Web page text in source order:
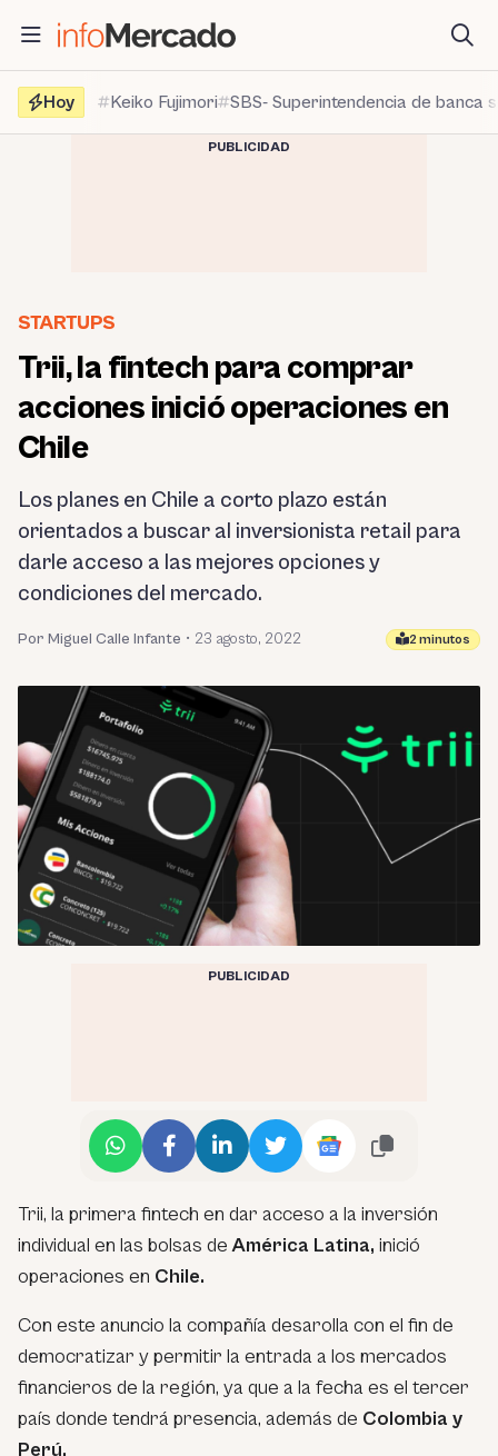
contenido
Hoy
Keiko Fujimori SBS- Superintendencia de banca
PUBLICIDAD
STARTUPS
Trii, la fintech para comprar
acciones inició operaciones en
Chile
Los planes en Chile a corto plazo están
orientados a buscar al inversionista retail para
darle acceso a las mejores opciones y
condiciones del mercado.
Por Miguel Calle Infante • 23 agosto, 2022 2 minutos
PUBLICIDAD
Trii, la primera fintech en dar acceso a la inversión
individual en las bolsas deAmérica Latina, inició
operaciones en Chile.
Con este anuncio la compañía desarolla con el fin de
democratizar y permitir la entrada a los mercados
financieros de la región, ya que a la fecha es el tercer
país donde tendrá presencia, además de Colombia y
Perú.